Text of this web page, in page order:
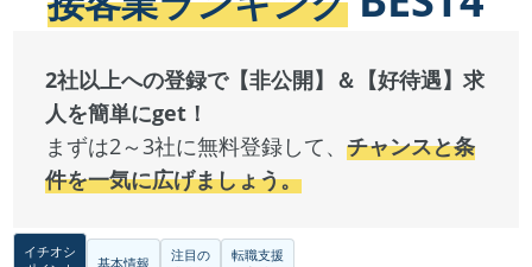
2社以上への登録で【非公開】＆【好待遇】求
人を簡単にget！
まずは2～3社に無料登録して、チャンスと条
件を一気に広げましょう。
イチオシ
基本情報
注目の
転職支援